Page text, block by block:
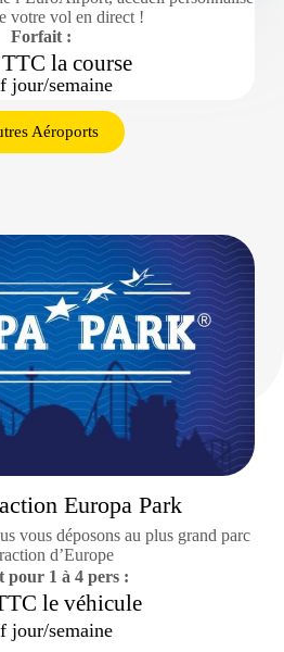
votre vol en direct !
Forfait :
la course
jour/semaine
Aéroports
Europa Park
vous déposons au plus grand parc
d’Europe
pour 1 à 4 pers :
le véhicule
jour/semaine